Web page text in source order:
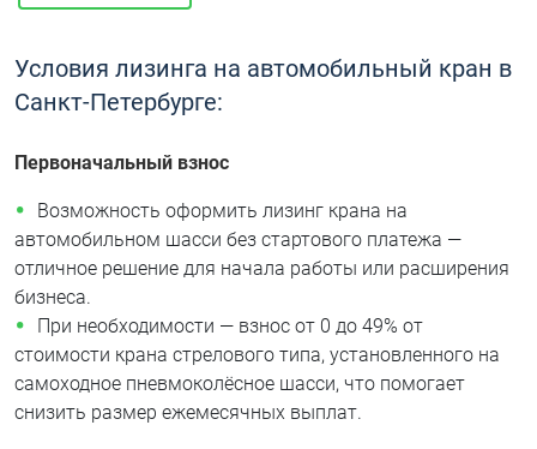
Условия лизинга на автомобильный кран в
Санкт-Петербурге:
Первоначальный взнос
Возможность оформить лизинг крана на
автомобильном шасси без стартового платежа —
отличное решение для начала работы или расширения
бизнеса.
При необходимости — взнос от 0 до 49% от
стоимости крана стрелового типа, установленного на
самоходное пневмоколёсное шасси, что помогает
снизить размер ежемесячных выплат.